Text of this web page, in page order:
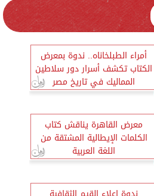
أمراء الطبلخاناه.. ندوة بمعرض
الكتاب تكشف أسرار دور سلاطين
المماليك في تاريخ مصر
معرض القاهرة يناقش كتاب
الكلمات الإيطالية المشتقة من
اللغة العربية